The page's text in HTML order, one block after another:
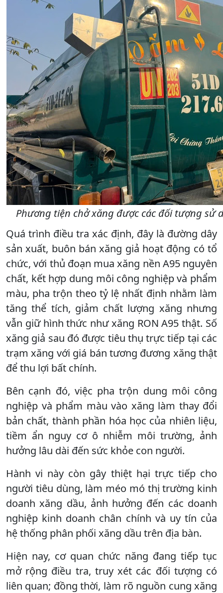
Phương tiện chở xăng được các đối tượng sử
Quá trình điều tra xác định, đây là đường dây
sản xuất, buôn bán xăng giả hoạt động có tổ
chức, với thủ đoạn mua xăng nền A95 nguyên
chất, kết hợp dung môi công nghiệp và phẩm
màu, pha trộn theo tỷ lệ nhất định nhằm làm
tăng thể tích, giảm chất lượng xăng nhưng
vẫn giữ hình thức như xăng RON A95 thật. Số
xăng giả sau đó được tiêu thụ trực tiếp tại các
trạm xăng với giá bán tương đương xăng thật
để thu lợi bất chính.
Bên cạnh đó, việc pha trộn dung môi công
nghiệp và phẩm màu vào xăng làm thay đổi
bản chất, thành phần hóa học của nhiên liệu,
tiềm ẩn nguy cơ ô nhiễm môi trường, ảnh
hưởng lâu dài đến sức khỏe con người.
Hành vi này còn gây thiệt hại trực tiếp cho
người tiêu dùng, làm méo mó thị trường kinh
doanh xăng dầu, ảnh hưởng đến các doanh
nghiệp kinh doanh chân chính và uy tín của
hệ thống phân phối xăng dầu trên địa bàn.
Hiện nay, cơ quan chức năng đang tiếp tục
mở rộng điều tra, truy xét các đối tượng có
liên quan; đồng thời, làm rõ nguồn cung xăng